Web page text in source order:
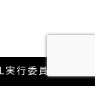
行委員会